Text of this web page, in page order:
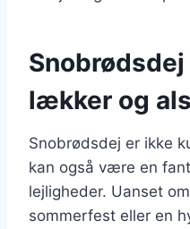
lækker og
Snobrødsdej er ikke
kan også være en
lejligheder. Uanset
sommerfest eller en